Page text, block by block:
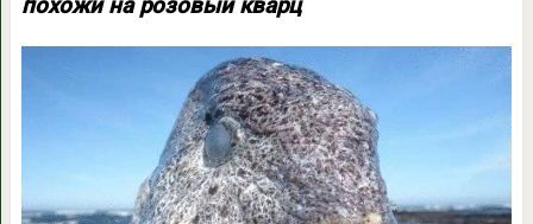
похожи на розовый кварц